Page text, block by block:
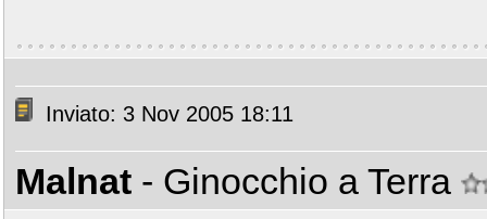
Inviato: 3 Nov 2005 18:11
Malnat - Ginocchio a Terra